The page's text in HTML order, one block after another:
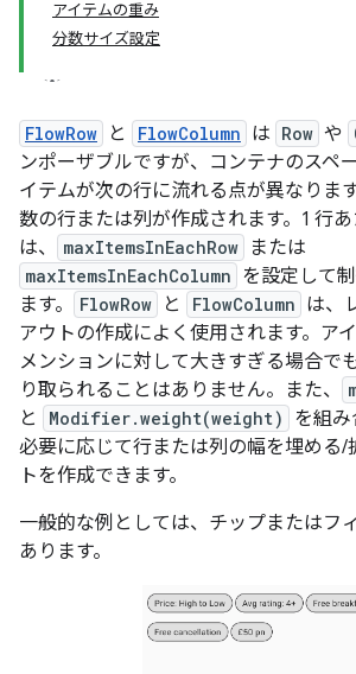
アイテムの重み
分数サイズ設定
FlowRow と FlowColumn は Row や
ンポーザブルですが、コンテナのスペ
イテムが次の行に流れる点が異なりま
数の行または列が作成されます。1 行
は、
maxItemsInEachRow または
maxItemsInEachColumn を設定して
ます。
FlowRow と FlowColumn は、
アウトの作成によく使用されます。ア
メンションに対して大きすぎる場合で
り取られることはありません。また、
と Modifier.weight(weight)
を組み
必要に応じて行または列の幅を埋める/
トを作成できます。
一般的な例としては、チップまたはフ
あります。